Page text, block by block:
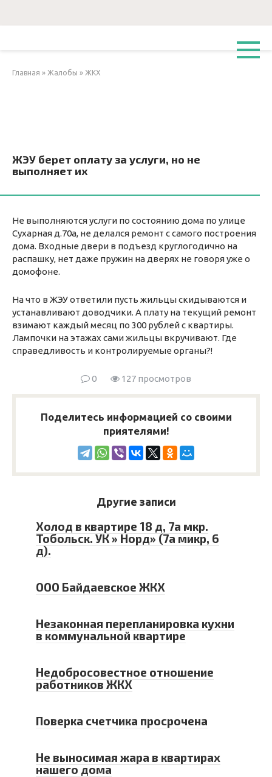
Главная » Жалобы » ЖКХ
ЖЭУ берет оплату за услуги, но не
выполняет их
Не выполняются услуги по состоянию дома по улице
Сухарная д.70а, не делался ремонт с самого построения
дома. Входные двери в подъезд круглогодично на
распашку, нет даже пружин на дверях не говоря уже о
домофоне.
На что в ЖЭУ ответили пусть жильцы скидываются и
устанавливают доводчики. А плату на текущий ремонт
взимают каждый месяц по 300 рублей с квартиры.
Лампочки на этажах сами жильцы вкручивают. Где
справедливость и контролируемые органы?!
0 127 просмотров
Поделитесь информацией со своими
приятелями!
Другие записи
Холод в квартире 18 д, 7а мкр.
Тобольск. УК » Норд» (7а микр, 6
д).
ООО Байдаевское ЖКХ
Незаконная перепланировка кухни
в коммунальной квартире
Недобросовестное отношение
работников ЖКХ
Поверка счетчика просрочена
Не выносимая жара в квартирах
нашего дома